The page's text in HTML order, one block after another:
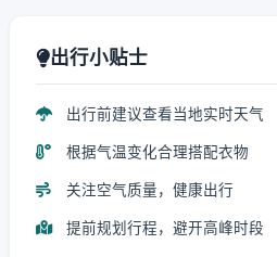
出行小贴士
出行前建议查看当地实时天气
根据气温变化合理搭配衣物
关注空气质量，健康出行
提前规划行程，避开高峰时段